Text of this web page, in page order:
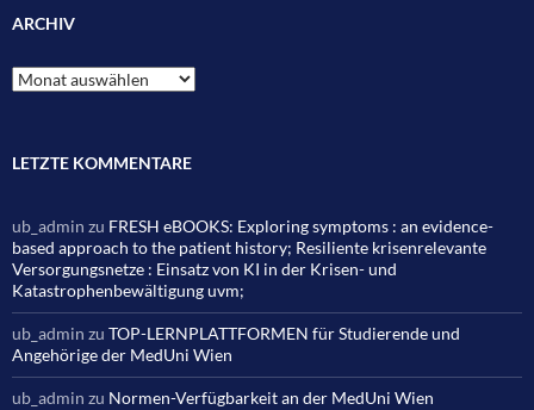
ARCHIV
Archiv
LETZTE KOMMENTARE
ub_admin zu FRESH eBOOKS: Exploring symptoms : an evidence-
based approach to the patient history; Resiliente krisenrelevante
Versorgungsnetze : Einsatz von KI in der Krisen- und
Katastrophenbewältigung uvm;
ub_admin zu TOP-LERNPLATTFORMEN für Studierende und
Angehörige der MedUni Wien
ub_admin zu Normen-Verfügbarkeit an der MedUni Wien